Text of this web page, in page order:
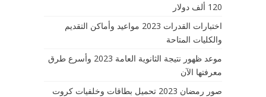
120 ألف دولار
اختبارات القدرات 2023 مواعيد وأماكن التقديم
والكليات المتاحة
موعد ظهور نتيجة الثانوية العامة 2023 وأسرع طرق
معرفتها الآن
صور رمضان 2023 تحميل بطاقات وخلفيات كروت